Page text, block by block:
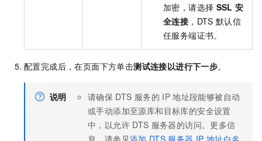
加密，请选择 SSL 安
全连接 ，DTS 默认信
任服务端证书。
配置完成后，在页面下方单击测试连接以进行下一步。
说明 请确保 DTS 服务的 IP 地址段能够被自动
或手动添加至源库和目标库的安全设置
中，以允许 DTS 服务器的访问。更多信
息，请参见添加 DTS 服务器 IP 地址白名